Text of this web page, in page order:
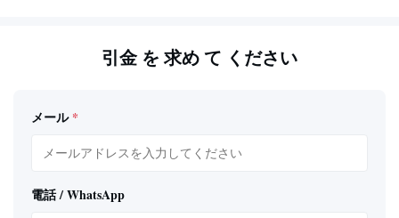
引金 を 求め て ください
メール *
電話 / WhatsApp